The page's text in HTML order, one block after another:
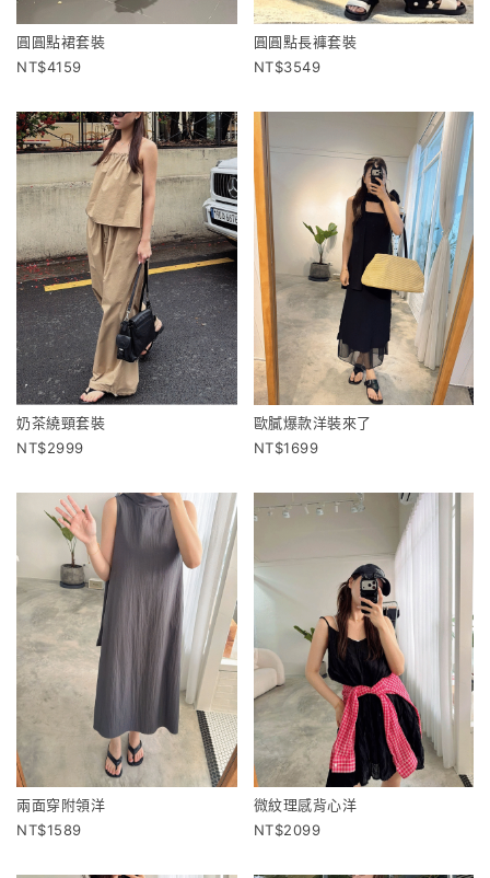
圓圓點裙套裝
4159
圓圓點長褲套裝
3549
奶茶繞頸套裝
2999
歐膩爆款洋裝來了
1699
兩面穿附領洋
1589
微紋理感背心洋
2099